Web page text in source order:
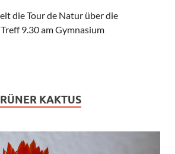
die Tour de Natur über die
9.30 am Gymnasium
KAKTUS